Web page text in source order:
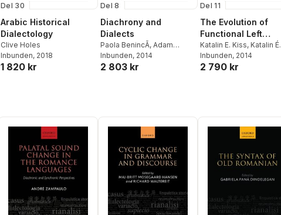
Del 30
Arabic Historical
Dialectology
Clive Holes
Inbunden, 2018
1 820 kr
Del 8
Diachrony and
Dialects
Paola BenincÃ, Adam
Ledgeway,Nigel Vincent
Inbunden, 2014
2 803 kr
Del 11
The Evolution of
Functional Left
Peripheries in
Hungarian Syntax
Katalin E. Kiss, Katalin É.
Kiss
Inbunden, 2014
2 790 kr